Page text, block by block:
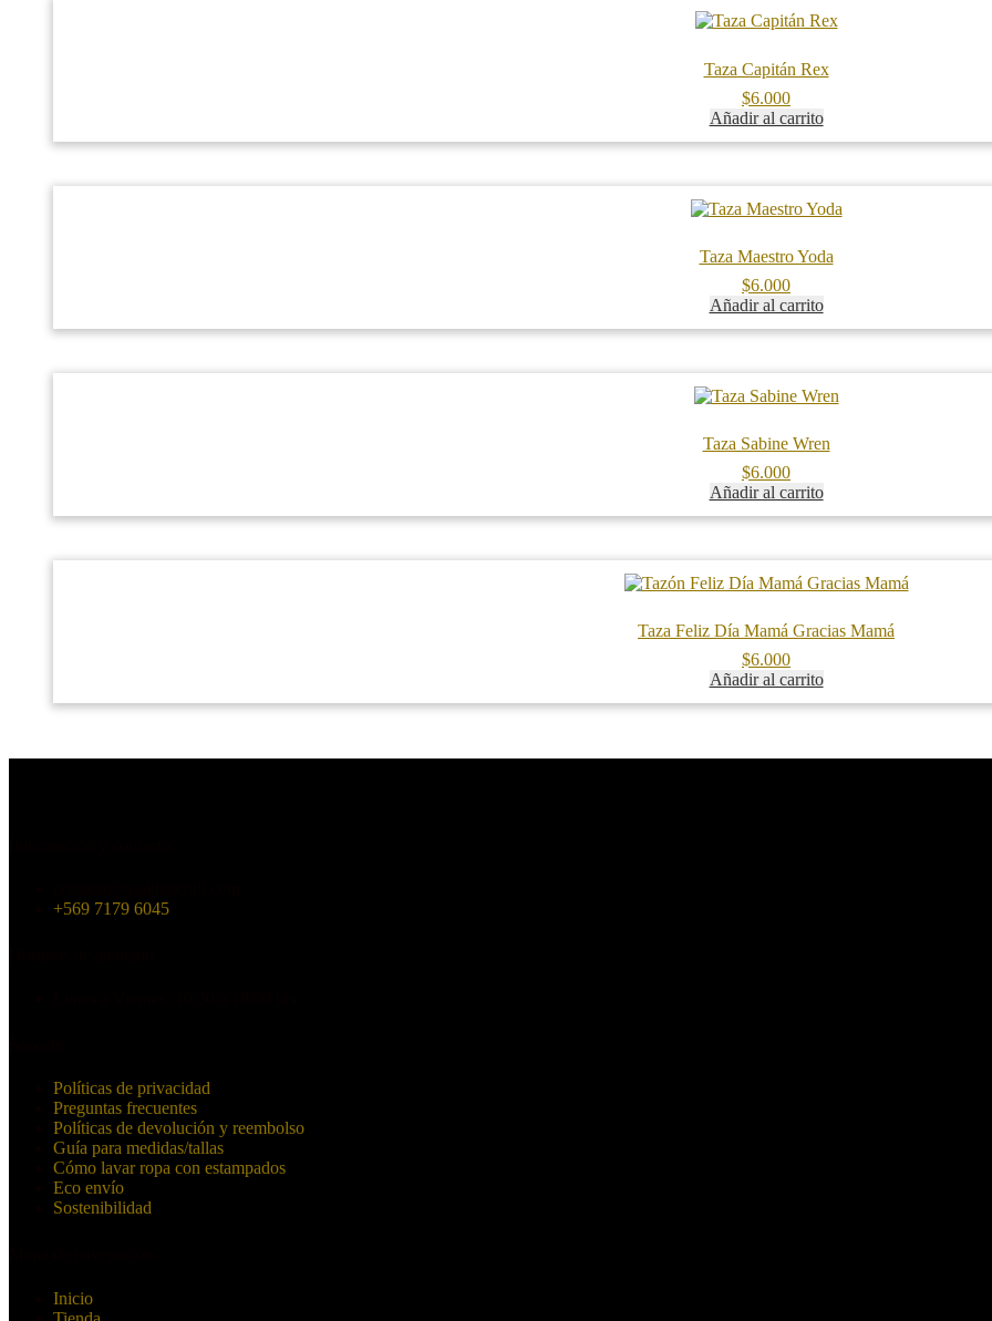
Taza Capitán Rex
$6.000
Añadir al carrito
Taza Maestro Yoda
$6.000
Añadir al carrito
Taza Sabine Wren
$6.000
Añadir al carrito
Taza Feliz Día Mamá Gracias Mamá
$6.000
Añadir al carrito
+569 7179 6045
Políticas de privacidad
Preguntas frecuentes
Políticas de devolución y reembolso
Guía para medidas/tallas
Cómo lavar ropa con estampados
Eco envío
Sostenibilidad
Inicio